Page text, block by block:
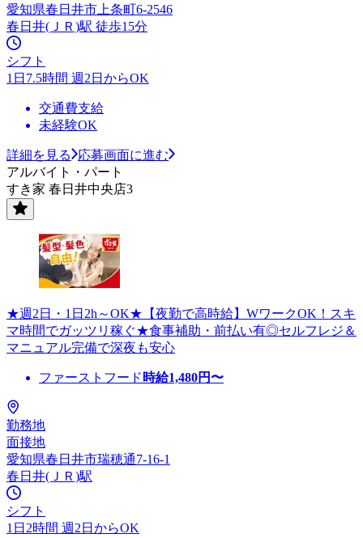
愛知県春日井市上条町6-2546
春日井(ＪＲ)駅 徒歩15分
シフト
1日7.5時間 週2日からOK
交通費支給
未経験OK
詳細を見る
応募画面に進む
アルバイト・パート
すき家 春日井中央店3
★週2日・1日2h～OK★【夜勤で高時給】WワークOK！スキ
マ時間でガッツリ稼ぐ★食事補助・前払い有◎セルフレジ＆
マニュアル完備で深夜も安心
ファーストフード 時給1,480円〜
勤務地
面接地
愛知県春日井市瑞穂通7-16-1
春日井(ＪＲ)駅
シフト
1日2時間 週2日からOK